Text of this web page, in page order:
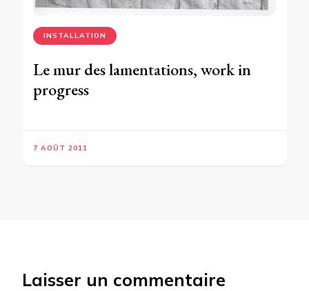
INSTALLATION
Le mur des lamentations, work in
progress
7 AOÛT 2011
Laisser un commentaire